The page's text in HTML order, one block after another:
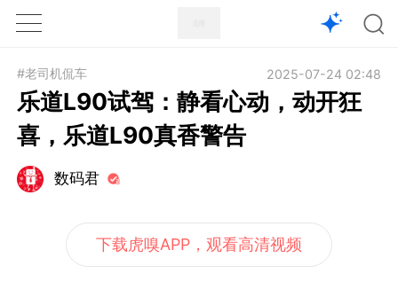
1X
#老司机侃车 2025-07-24 02:48
乐道L90试驾：静看心动，动开狂
喜，乐道L90真香警告
数码君
下载虎嗅APP，观看高清视频